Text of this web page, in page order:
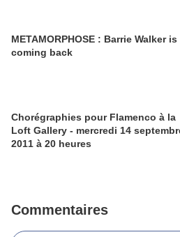
METAMORPHOSE : Barrie Walker is
coming back
Chorégraphies pour Flamenco à la
Loft Gallery - mercredi 14
2011 à 20 heures
Commentaires